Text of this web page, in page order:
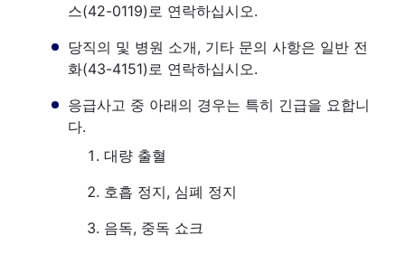
스(42-0119)로 연락하십시오.
당직의 및 병원 소개, 기타 문의 사항은 일반 전
화(43-4151)로 연락하십시오.
응급사고 중 아래의 경우는 특히 긴급을 요합니
다.
대량 출혈
호흡 정지, 심폐 정지
음독, 중독 쇼크